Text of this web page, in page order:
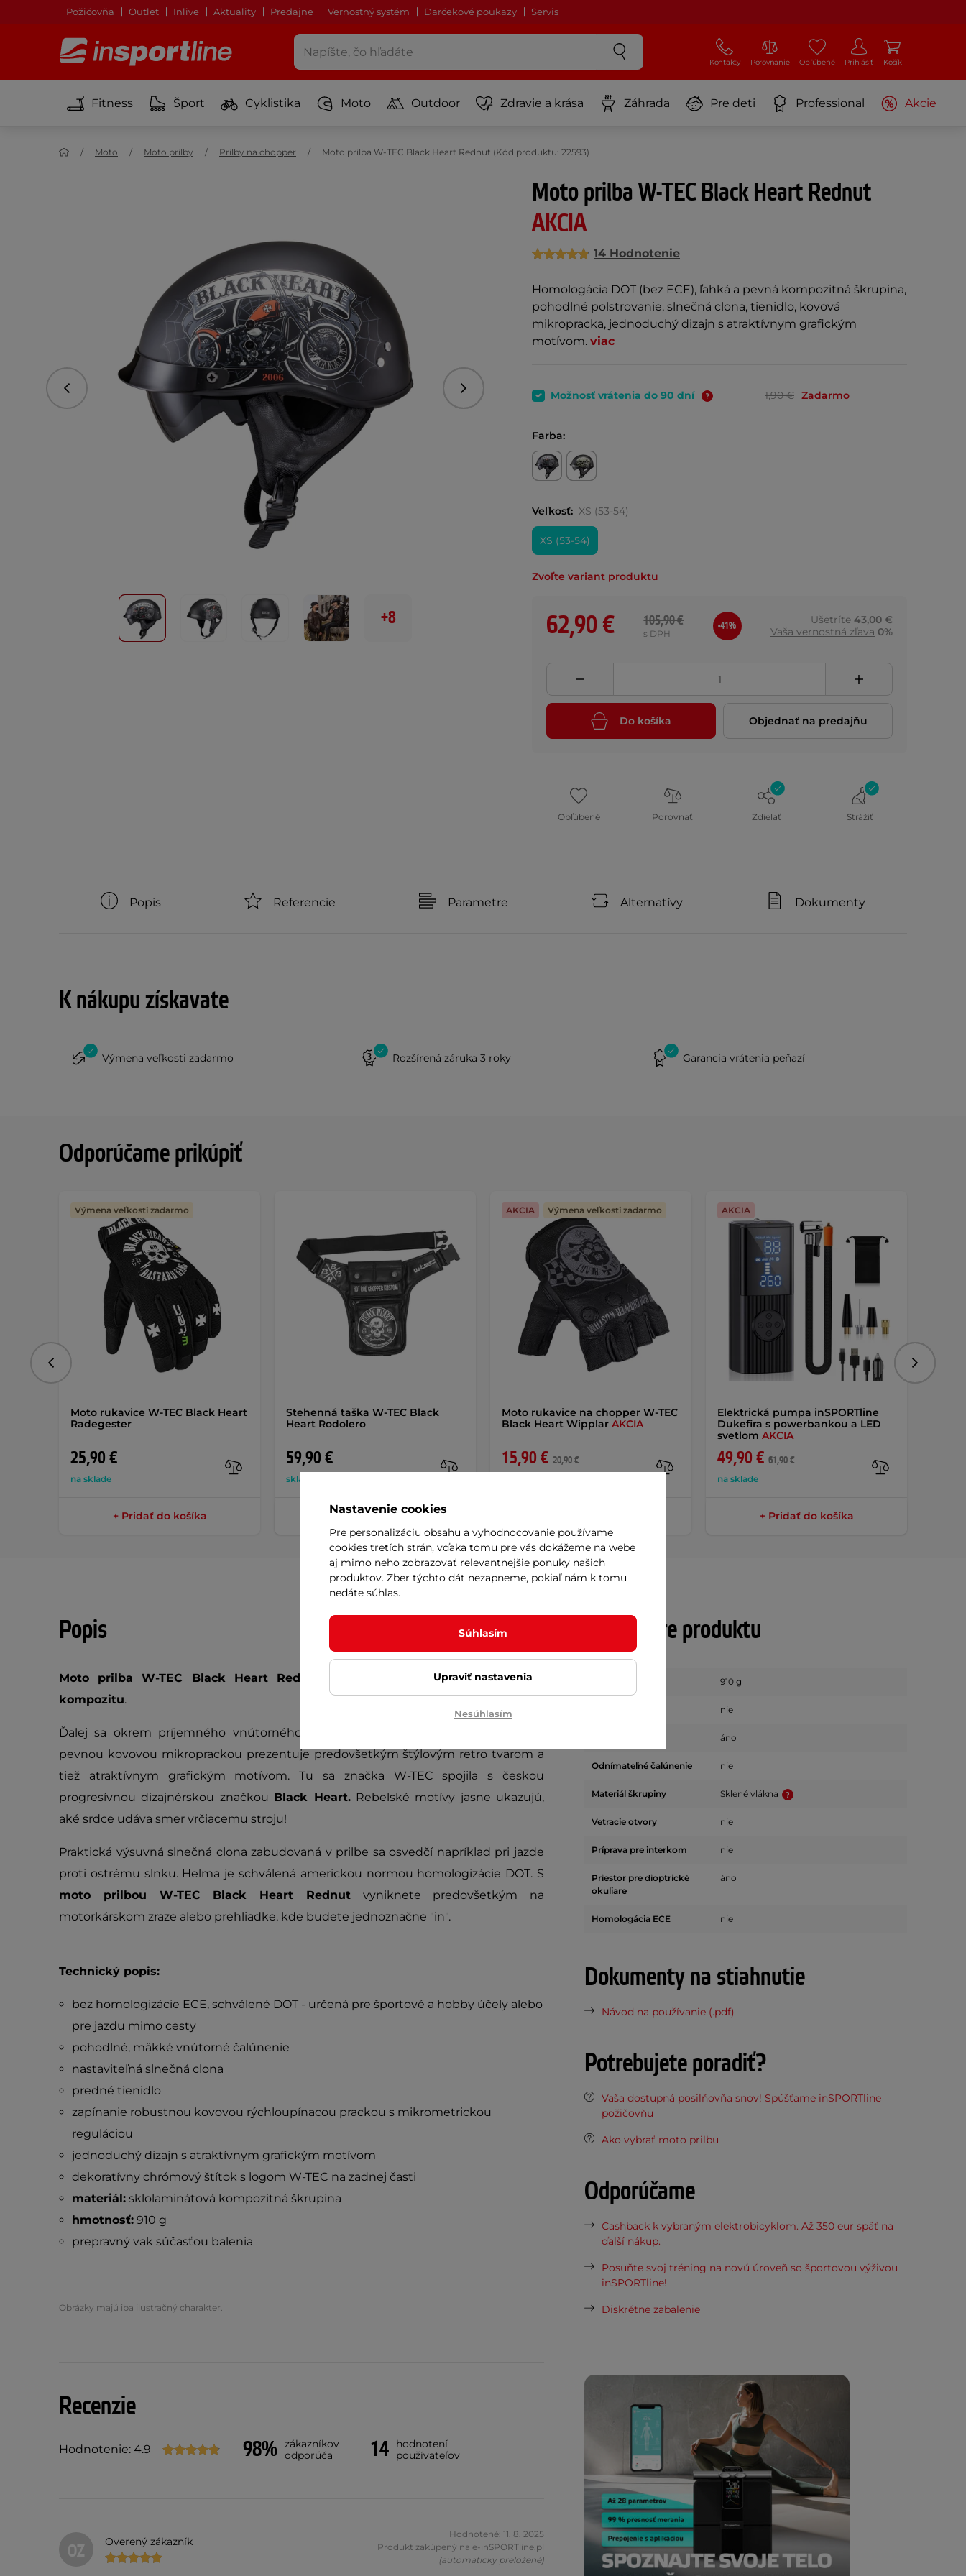
Požičovňa Outlet Inlive Aktuality Predajne Vernostný systém Darčekové poukazy Servis
Kontakty Porovnanie Obľúbené Prihlásiť Košík
Fitness Šport Cyklistika Moto Outdoor Zdravie a krása Záhrada Pre deti Professional Akcie
Moto Moto prilby Prilby na chopper Moto prilba W-TEC Black Heart Rednut (Kód produktu: 22593)
Moto prilba W-TEC Black Heart Rednut
AKCIA
14 Hodnotenie
Homologácia DOT (bez ECE), ľahká a pevná kompozitná škrupina,
pohodlné polstrovanie, slnečná clona, ​​tienidlo, kovová
mikropracka, jednoduchý dizajn s atraktívnym grafickým
motívom. viac
Predchádzajúce Nasledujúce
+8
Možnosť vrátenia do 90 dní 1,90 € Zadarmo
Farba:
Veľkosť: XS (53-54)
XS (53-54)
Zvoľte variant produktu
62,90 € 105,90 €
s DPH
-41% Ušetríte 43,00 €
Vaša vernostná zľava 0%
Do košíka Objednať na predajňu
Obľúbené Porovnať Zdielať Strážiť
Popis Referencie Parametre Alternatívy Dokumenty
K nákupu získavate
Výmena veľkosti zadarmo Rozšírená záruka 3 roky Garancia vrátenia peňazí
Odporúčame prikúpiť
Moto rukavice W-TEC Black Heart
Radegester
25,90 €
na sklade
Výmena veľkosti zadarmo
+ Pridať do košíka
Stehenná taška W-TEC Black
Heart Rodolero
59,90 €
skladom na predajni
+ Pridať do košíka
Moto rukavice na chopper W-TEC
Black Heart Wipplar AKCIA
15,90 € 20,90 €
AKCIA Výmena veľkosti zadarmo
Elektrická pumpa inSPORTline
Dukefira s powerbankou a LED
svetlom AKCIA
49,90 € 61,90 €
na sklade
AKCIA
+ Pridať do košíka
Predchádzajúce
Popis
Moto prilba W-TEC Black Heart Rednut
je vyrobená z ľahkého a pevného
kompozitu.
Ďalej sa okrem príjemného vnútorného čalúnenia a jednoduchého zapínania s
pevnou kovovou mikroprackou prezentuje predovšetkým štýlovým retro tvarom a
tiež atraktívnym grafickým motívom. Tu sa značka W-TEC spojila s českou
progresívnou dizajnérskou značkou Black Heart.Rebelské motívy jasne ukazujú,
aké srdce udáva smer vrčiacemu stroju!
Praktická výsuvná slnečná clona zabudovaná v prilbe sa osvedčí napríklad pri jazde
proti ostrému slnku. Helma je schválená americkou normou homologizácie DOT. S
moto prilbou W-TEC Black Heart Rednutvyniknete predovšetkým na
motorkárskom zraze alebo prehliadke, kde budete jednoznačne "in".
Technický popis:
bez homologizácie ECE, schválené DOT - určená pre športové a hobby účely alebo
pre jazdu mimo cesty
pohodlné, mäkké vnútorné čalúnenie
nastaviteľná slnečná clona
predné tienidlo
zapínanie robustnou kovovou rýchloupínacou prackou s mikrometrickou
reguláciou
jednoduchý dizajn s atraktívnym grafickým motívom
dekoratívny chrómový štítok s logom W-TEC na zadnej časti
materiál:sklolaminátová kompozitná škrupina
hmotnosť:910 g
prepravný vak súčasťou balenia
Obrázky majú iba ilustračný charakter.
Recenzie
Hodnotenie: 4.9 98% zákazníkov
odporúča
14
hodnotení
používateľov
OZ Overený zákazník
Hodnotené: 11. 8. 2025
Produkt zakúpený na e-inSPORTline.pl
(automaticky preložené)
Parametre produktu
910 g
nie
áno
Odnímateľné čalúnenie nie
Materiál škrupiny Sklené vlákna
Vetracie otvory nie
Príprava pre interkom nie
Priestor pre dioptrické
okuliare
áno
Homologácia ECE nie
Dokumenty na stiahnutie
Návod na používanie (.pdf)
Potrebujete poradiť?
Vaša dostupná posilňovňa snov! Spúšťame inSPORTline
požičovňu
Ako vybrať moto prilbu
Odporúčame
Cashback k vybraným elektrobicyklom. Až 350 eur späť na
ďalší nákup.
Posuňte svoj tréning na novú úroveň so športovou výživou
inSPORTline!
Diskrétne zabalenie
Nastavenie cookies
Pre personalizáciu obsahu a vyhodnocovanie používame
cookies tretích strán, vďaka tomu pre vás dokážeme na webe
aj mimo neho zobrazovať relevantnejšie ponuky našich
produktov. Zber týchto dát nezapneme, pokiaľ nám k tomu
nedáte súhlas.
Súhlasím
Upraviť nastavenia
Nesúhlasím